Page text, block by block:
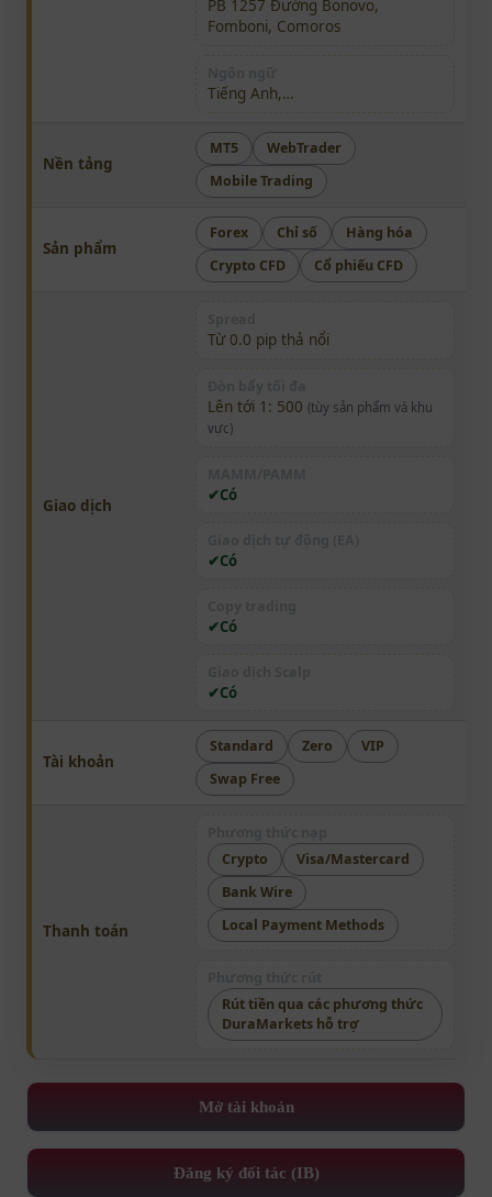
PB 1257 Đường Bonovo,
Fomboni, Comoros
Tiếng Anh,…
Nền tảng
MT5
WebTrader
Mobile Trading
Sản phẩm
Forex Chỉ số
Hàng hóa
Crypto CFD
Cổ phiếu CFD
Giao dịch
Từ 0.0 pip thả nổi
Lên tới 1: 500 (tùy sản phẩm và khu
vực)
Có
Có
Có
Có
Tài khoản
Standard Zero
VIP
Swap Free
Thanh toán
Crypto
Visa/Mastercard
Bank Wire
Local Payment Methods
Rút tiền qua các phương thức
DuraMarkets hỗ trợ
Mở tài khoản
Đăng ký đối tác (IB)